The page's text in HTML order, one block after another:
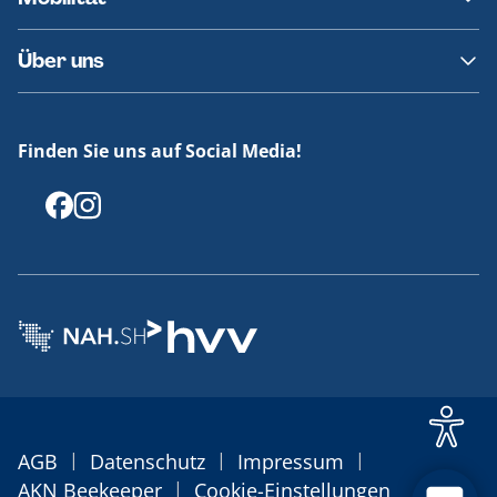
Fundsachen
Häufige Fragen
Barrierefreies Reisen
Erklärung Barrierefreiheit
Über uns
Offenlegungen
Finden Sie uns auf Social Media!
AGB | Datenschutz | Impressum |
AKN Beekeeper | Cookie-Einstellungen